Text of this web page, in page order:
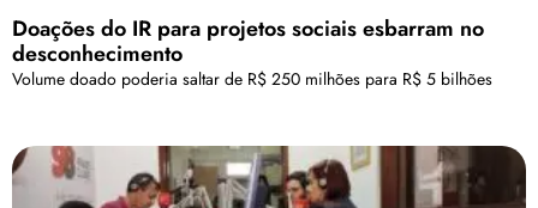
Doações do IR para projetos sociais esbarram no
desconhecimento
Volume doado poderia saltar de R$ 250 milhões para R$ 5 bilhões